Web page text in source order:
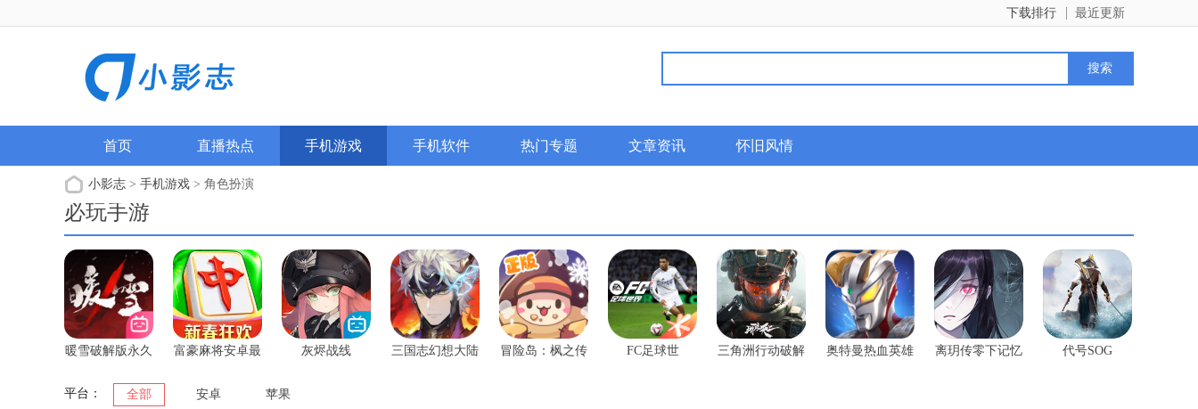
最近更新
下载排行
首页 直播热点 手机游戏 手机软件 热门专题 文章资讯 怀旧风情
小影志 > 手机游戏 > 角色扮演
必玩手游
暖雪破解版永久
dlc
富豪麻将安卓最
灰烬战线
三国志幻想大陆
冒险岛：枫之传
FC足球世
三角洲行动破解
奥特曼热血英雄
离玥传零下记忆 代号SOG
平台： 全部 安卓 苹果